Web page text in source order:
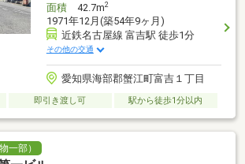
面積42.7m2
1971年12月(築54年9ヶ月)
近鉄名古屋線 富吉駅 徒歩1分
その他の交通
愛知県海部郡蟹江町富吉１丁目
即引き渡し可 駅から徒歩1分以内
一部）